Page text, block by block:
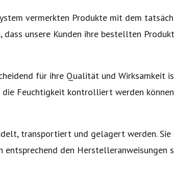
vermerkten Produkte mit dem
unsere Kunden ihre bestellten
für ihre Qualität und Wirksamkeit
Feuchtigkeit kontrolliert werden
transportiert und gelagert werden. Sie
den Herstelleranweisungen